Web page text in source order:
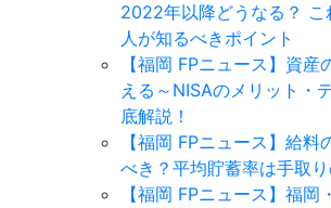
2022年以降どうなる？ こ
人が知るべきポイント
【福岡 FPニュース】資産
える～NISAのメリット・
底解説！
【福岡 FPニュース】給料
べき？平均貯蓄率は手取
【福岡 FPニュース】福